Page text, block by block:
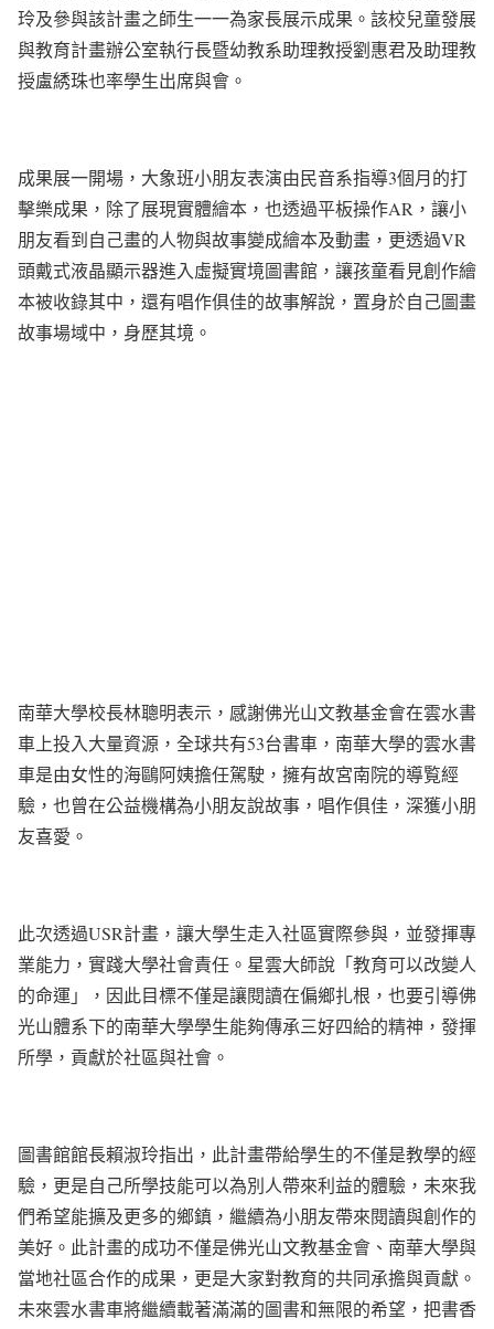
玲及參與該計畫之師生一一為家長展示成果。該校兒童發展
與教育計畫辦公室執行長暨幼教系助理教授劉惠君及助理教
授盧綉珠也率學生出席與會。
成果展一開場，大象班小朋友表演由民音系指導3個月的打
擊樂成果，除了展現實體繪本，也透過平板操作AR，讓小
朋友看到自己畫的人物與故事變成繪本及動畫，更透過VR
頭戴式液晶顯示器進入虛擬實境圖書館，讓孩童看見創作繪
本被收錄其中，還有唱作俱佳的故事解說，置身於自己圖畫
故事場域中，身歷其境。
南華大學校長林聰明表示，感謝佛光山文教基金會在雲水書
車上投入大量資源，全球共有53台書車，南華大學的雲水書
車是由女性的海鷗阿姨擔任駕駛，擁有故宮南院的導覧經
驗，也曾在公益機構為小朋友說故事，唱作俱佳，深獲小朋
友喜愛。
此次透過USR計畫，讓大學生走入社區實際參與，並發揮專
業能力，實踐大學社會責任。星雲大師說「教育可以改變人
的命運」，因此目標不僅是讓閱讀在偏鄉扎根，也要引導佛
光山體系下的南華大學學生能夠傳承三好四給的精神，發揮
所學，貢獻於社區與社會。
圖書館館長賴淑玲指出，此計畫帶給學生的不僅是教學的經
驗，更是自己所學技能可以為別人帶來利益的體驗，未來我
們希望能擴及更多的鄉鎮，繼續為小朋友帶來閱讀與創作的
美好。此計畫的成功不僅是佛光山文教基金會、南華大學與
當地社區合作的成果，更是大家對教育的共同承擔與貢獻。
未來雲水書車將繼續載著滿滿的圖書和無限的希望，把書香